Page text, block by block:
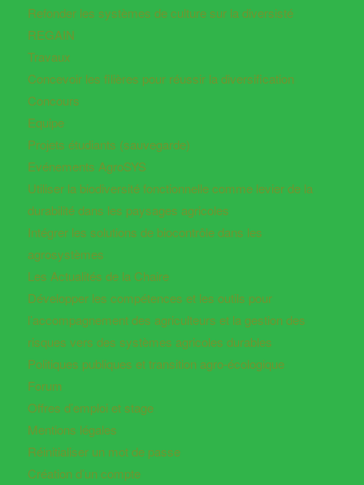
Refonder les systèmes de culture sur la diversisté
REGAIN
Travaux
Concevoir les filières pour réussir la diversification
Concours
Equipe
Projets étudiants (sauvegarde)
Evénements AgroSYS
Utiliser la biodiversité fonctionnelle comme levier de la
durabilité dans les paysages agricoles
Intégrer les solutions de biocontrôle dans les
agrosystèmes
Les Actualités de la Chaire
Développer les compétences et les outils pour
l’accompagnement des agriculteurs et la gestion des
risques vers des systèmes agricoles durables
Politiques publiques et transition agro-écologique
Forum
Offres d’emploi et stage
Mentions légales
Réinitialiser un mot de passe
Création d’un compte